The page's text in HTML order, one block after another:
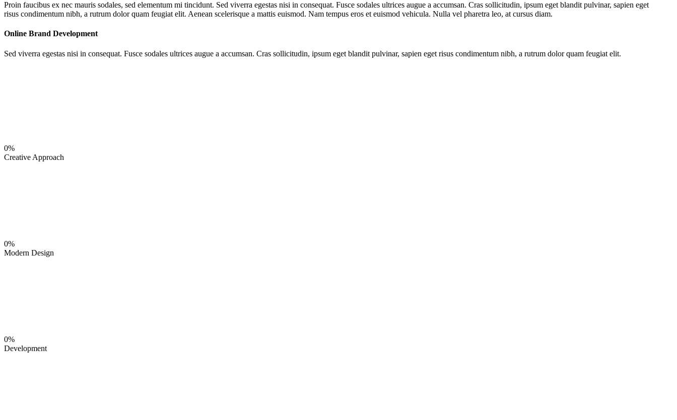
Proin faucibus ex nec mauris sodales, sed elementum mi tincidunt. Sed viverra egestas nisi in consequat. Fusce sodales ultrices augue a accumsan. Cras sollicitudin, ipsum eget blandit pulvinar, sapien eget
risus condimentum nibh, a rutrum dolor quam feugiat elit. Aenean scelerisque a mattis euismod. Nam tempus eros et euismod vehicula. Nulla vel pharetra leo, at cursus diam.
Online Brand Development
Sed viverra egestas nisi in consequat. Fusce sodales ultrices augue a accumsan. Cras sollicitudin, ipsum eget blandit pulvinar, sapien eget risus condimentum nibh, a rutrum dolor quam feugiat elit.
0%
Creative Approach
0%
Modern Design
0%
Development